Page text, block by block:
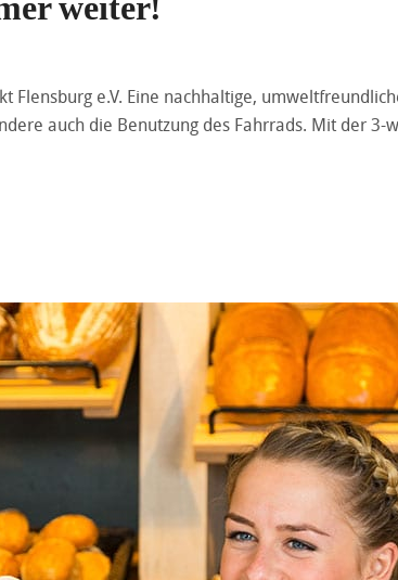
Flensburg e.V. Eine nachhaltige,
auch die Benutzung des Fahrrads. Mit der 3-